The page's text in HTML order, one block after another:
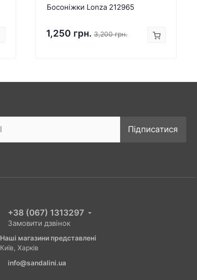
Босоніжки Lonza 212965
1,250 грн. 3,200 грн.
Підписатися
+38 (067) 1313297
Замовити дзвінок
Наші магазини представлені
Київ, Харків
info@sandalini.ua